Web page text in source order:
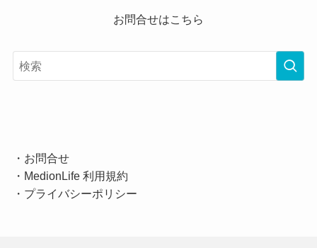
お問合せはこちら
・ お問合せ
・ MedionLife 利用規約
・ プライバシーポリシー